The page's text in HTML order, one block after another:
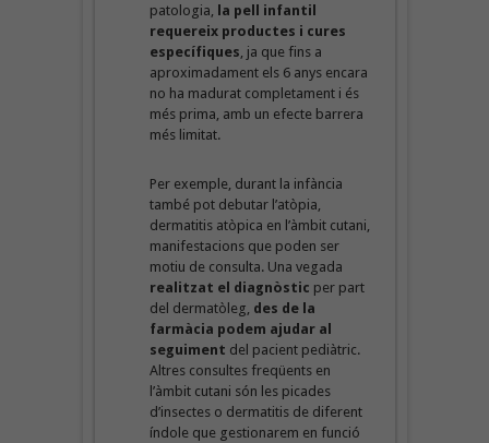
patologia, la pell infantil
requereix productes i cures
específiques, ja que fins a
aproximadament els 6 anys encara
no ha madurat completament i és
més prima, amb un efecte barrera
més limitat.
Per exemple, durant la infància
també pot debutar l’atòpia,
dermatitis atòpica en l’àmbit cutani,
manifestacions que poden ser
motiu de consulta. Una vegada
realitzat el diagnòstic per part
del dermatòleg, des de la
farmàcia podem ajudar al
seguiment del pacient pediàtric.
Altres consultes freqüents en
l’àmbit cutani són les picades
d’insectes o dermatitis de diferent
índole que gestionarem en funció